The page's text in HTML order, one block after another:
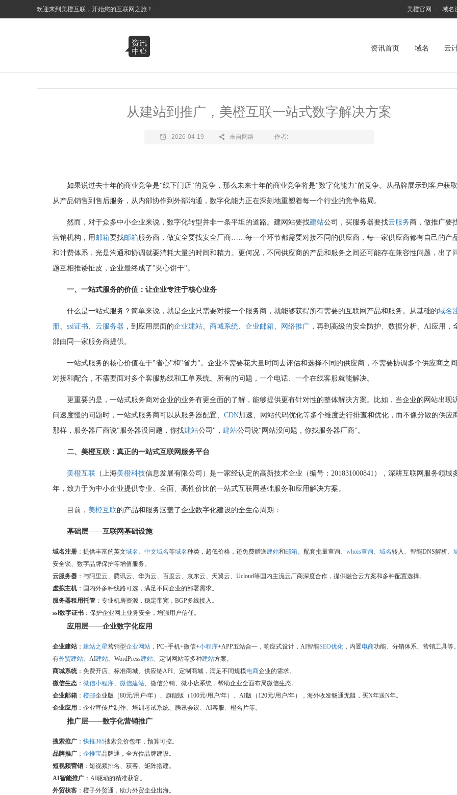
欢迎来到美橙互联，开始您的互联网之旅！ 美橙官网 | 域名
资讯首页 域名 云
从建站到推广，美橙互联一站式数字解决方案
2026-04-19 来自网络 作者:
如果说过去十年的商业竞争是"线下门店"的竞争，那么未来十年的商业竞争将是"数字化能力"的竞争。从品牌展示到客户获取
从产品销售到售后服务，从内部协作到外部沟通，数字化能力正在深刻地重塑着每一个行业的竞争格局。
然而，对于众多中小企业来说，数字化转型并非一条平坦的道路。建网站要找建站公司，买服务器要找云服务商，做推广要
营销机构，用 邮箱要找邮箱服务商，做安全要找安全厂商……每一个环节都需要对接不同的供应商，每一家供应商都有自己的产
和计费体系，光是沟通和协调就要消耗大量的时间和精力。更何况，不同供应商的产品和服务之间还可能存在兼容性问题，出了
题互相推诿扯皮，企业最终成了"夹心饼干"。
一、一站式服务的价值：让企业专注于核心业务
什么是一站式服务？简单来说，就是企业只需要对接一个服务商，就能够获得所有需要的互联网产品和服务。从基础的域名
册、 ssl证书、 云服务器 ，到应用层面的企业建站、 商城系统、 企业邮箱、 网络推广 ，再到高级的安全防护、数据分析、AI应用，
部由同一家服务商提供。
一站式服务的核心价值在于"省心"和"省力"。企业不需要花大量时间去评估和选择不同的供应商，不需要协调多个供应商之
对接和配合，不需要面对多个客服热线和工单系统。所有的问题，一个电话、一个在线客服就能解决。
更重要的是，一站式服务商对企业的业务有更全面的了解，能够提供更有针对性的整体解决方案。比如，当企业的网站出现
问速度慢的问题时，一站式服务商可以从服务器配置、 CDN加速、网站代码优化等多个维度进行排查和优化，而不像分散的供应
那样，服务器厂商说"服务器没问题，你找建站公司"， 建站公司说"网站没问题，你找服务器厂商"。
二、 美橙互联 ：真正的一站式互联网服务平台
美橙互联 （上海美橙科技信息发展有限公司）是一家经认定的高新技术企业（编号：201831000841），深耕互联网服务领域
年，致力于为中小企业提供专业、全面、高性价比的一站式互联网基础服务和应用解决方案。
目前， 美橙互联的产品和服务涵盖了企业数字化建设的全生命周期：
基础层——互联网基础设施
域名注册 ：提供丰富的英文域名 、 中文域名等域名种类，超低价格，还免费赠送建站和邮箱。配套批量查询、 whois查询、 域名转入、智能DNS解析、
安全锁、数字品牌保护等增值服务。
云服务器 ：与阿里云、腾讯云、华为云、百度云、京东云、天翼云、Ucloud等国内主流云厂商深度合作，提供融合云方案和多种配置选择。
虚拟主机：国内外多种线路可选，满足不同企业的部署需求。
服务器租用托管 ：专业机房资源，稳定带宽，BGP多线接入。
ssl数字证书 ：保护企业网上业务安全，增强用户信任。
应用层——企业数字化应用
企业建站 ： 建站之星营销型企业网站 ，PC+手机+微信+小程序+APP五站合一，响应式设计，AI智能SEO优化 ，内置电商功能、分销体系、营销工具等
有外贸建站、AI建站、WordPress建站、定制网站等多种建站方案。
商城系统：免费开店、标准商城、供应链API、定制商城，满足不同规模电商企业的需求。
微信生态 ： 微信小程序、 微信建站、微信分销、微小店系统，帮助企业全面布局微信生态。
企业邮箱 ： 橙邮企业版（80元/用户/年）、旗舰版（100元/用户/年）、AI版（120元/用户/年），海外收发畅通无阻，买N年送N年。
企业应用 ：企业宣传片制作、培训考试系统、腾讯会议、AI客服、橙名片等。
推广层——数字化营销推广
搜索推广 ：快推365搜索竞价包年，预算可控。
品牌推广 ： 企推宝品牌通，全方位品牌建设。
短视频营销 ：短视频排名、获客、矩阵搭建。
AI智能推广 ：AI驱动的精准获客。
外贸获客 ：橙子外贸通，助力外贸企业出海。